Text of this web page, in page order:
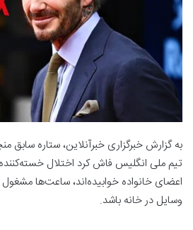
به گزارش خبرگزاری خبرآنلاین، ستاره سابق
تیم ملی انگلیس فاش کرد اختلال
اعضای خانواده خوابیده‌اند، ساعت‌ها
وسایل در خانه باشد.